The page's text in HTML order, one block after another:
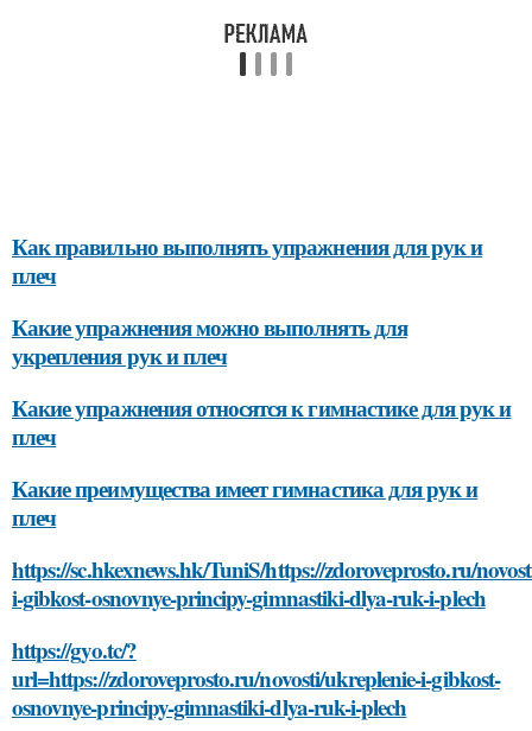
Как правильно выполнять упражнения для рук и
плеч
Какие упражнения можно выполнять для
укрепления рук и плеч
Какие упражнения относятся к гимнастике для рук и
плеч
Какие преимущества имеет гимнастика для рук и
плеч
https://sc.hkexnews.hk/TuniS/https://zdoroveprosto.ru/
i-gibkost-osnovnye-principy-gimnastiki-dlya-ruk-i-plech
https://gyo.tc/?
url=https://zdoroveprosto.ru/novosti/ukreplenie-i-gibkost-
osnovnye-principy-gimnastiki-dlya-ruk-i-plech